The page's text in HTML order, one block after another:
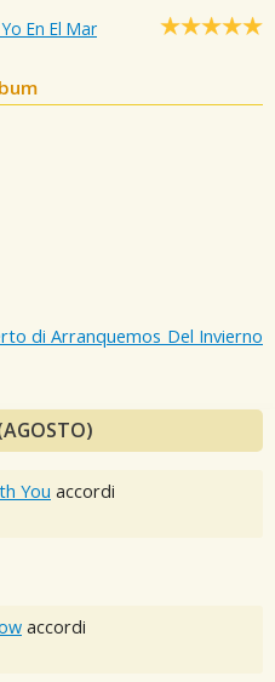
En El Mar
di Arranquemos Del Invierno
You accordi
accordi